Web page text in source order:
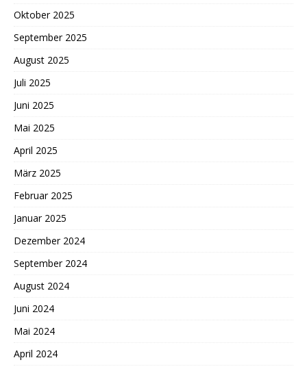
Oktober 2025
September 2025
August 2025
Juli 2025
Juni 2025
Mai 2025
April 2025
März 2025
Februar 2025
Januar 2025
Dezember 2024
September 2024
August 2024
Juni 2024
Mai 2024
April 2024